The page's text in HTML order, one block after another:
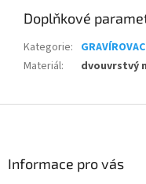
Doplňkové
Kategorie:
Materiál: dvouvrstvý
Informace pro vás